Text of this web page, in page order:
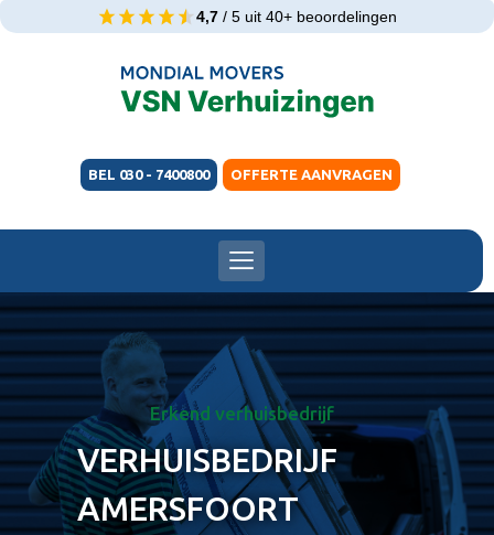
4,7 / 5 uit 40+ beoordelingen
BEL 030 - 7400800 OFFERTE AANVRAGEN
Erkend verhuisbedrijf
VERHUISBEDRIJF
AMERSFOORT